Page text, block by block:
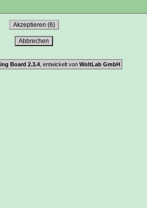
Board 2.3.4, entwickelt von WoltLab GmbH